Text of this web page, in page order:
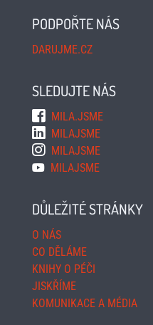
PODPOŘTE NÁS
DARUJME.CZ
SLEDUJTE NÁS
MILA.JSME
MILAJSME
MILAJSME
MILAJSME
DŮLEŽITÉ STRÁNKY
O NÁS
CO DĚLÁME
KNIHY O PÉČI
JISKŘÍME
KOMUNIKACE A MÉDIA